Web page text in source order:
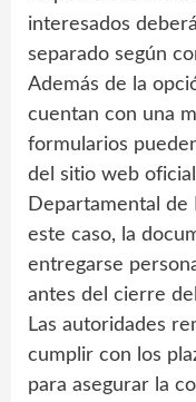
interesados
separado según
Además de la
cuentan con una
formularios
del sitio web
Departamental de
este caso, la
entregarse
antes del cierre
Las autoridades
cumplir con los
para asegurar la